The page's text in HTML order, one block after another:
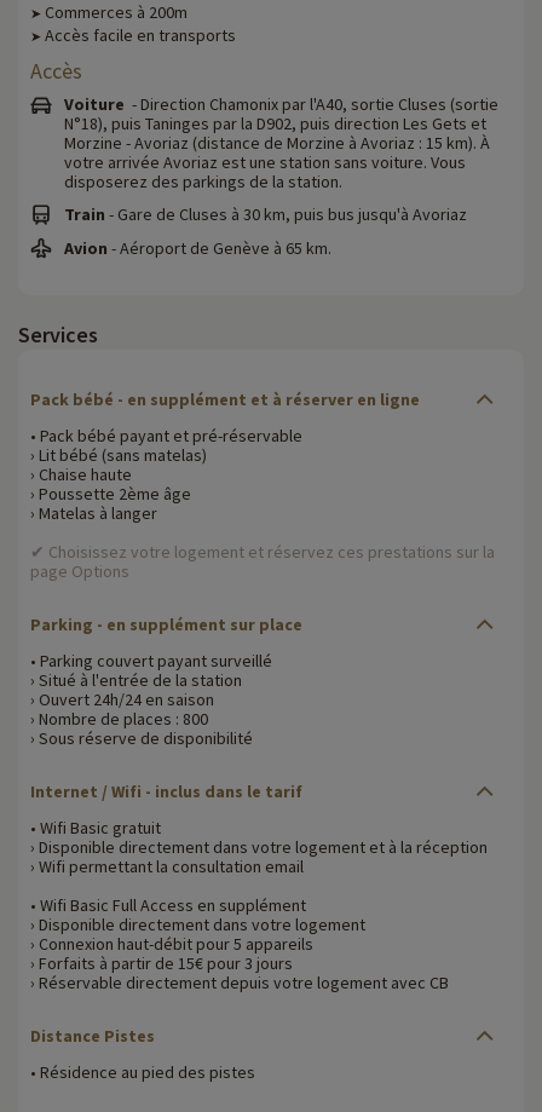
➤ Commerces à 200m
➤ Accès facile en transports
Accès
Voiture - Direction Chamonix par l'A40, sortie Cluses (sortie
N°18), puis Taninges par la D902, puis direction Les Gets et
Morzine - Avoriaz (distance de Morzine à Avoriaz : 15 km). À
votre arrivée Avoriaz est une station sans voiture. Vous
disposerez des parkings de la station.
Train - Gare de Cluses à 30 km, puis bus jusqu'à Avoriaz
Avion - Aéroport de Genève à 65 km.
Services
Pack bébé - en supplément et à réserver en ligne
• Pack bébé payant et pré-réservable
› Lit bébé (sans matelas)
› Chaise haute
› Poussette 2ème âge
› Matelas à langer
✔ Choisissez votre logement et réservez ces prestations sur la
page Options
Parking - en supplément sur place
• Parking couvert payant surveillé
› Situé à l'entrée de la station
› Ouvert 24h/24 en saison
› Nombre de places : 800
› Sous réserve de disponibilité
Internet / Wifi - inclus dans le tarif
• Wifi Basic gratuit
› Disponible directement dans votre logement et à la réception
› Wifi permettant la consultation email
• Wifi Basic Full Access en supplément
› Disponible directement dans votre logement
› Connexion haut-débit pour 5 appareils
› Forfaits à partir de 15€ pour 3 jours
› Réservable directement depuis votre logement avec CB
Distance Pistes
• Résidence au pied des pistes